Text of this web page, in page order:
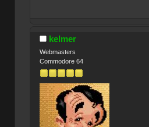
kelmer
Webmasters
Commodore 64